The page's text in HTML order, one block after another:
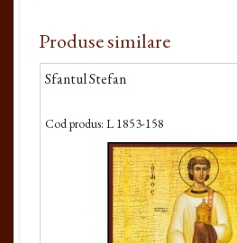
Produse similare
Sfantul Stefan
Cod produs: L 1853-158